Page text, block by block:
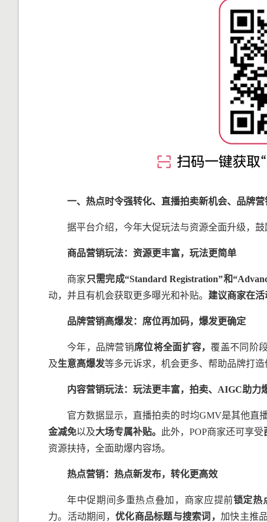
一、热点时令强转化、直播拍卖新机会、品牌营
据平台介绍，今年大促玩法与资源全面升级，鼓
商品营销玩法：资源更丰富，玩法更简单
商家 只需完成“Standard Registration”和
动，并且有机会获取更多曝光和补贴。 建议商家在
品牌营销高爆发：席位再加码，爆发更确定
今年，品牌营销席位将全面扩容，覆盖不同阶
及生意高爆发等多元诉求，机会更多、帮助品牌打造
内容营销玩法：玩法更丰富，拍卖、 AIGC助力
官方数据显示，直播拍卖的时均GMV是其他直
金减免以及大场专属补贴。 此外，POP商家还可享受
资源扶持，全面助爆内容场。
热点营销：热点新发布，转化更高效
年中促期间多重热点叠加，商家应提前锁定热
力。活动期间， 优化商品标题与搜索词，加快主推